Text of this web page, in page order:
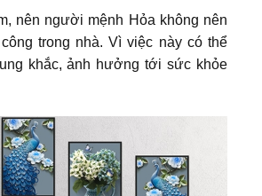
nên người mệnh Hỏa không nên
trong nhà. Vì việc này có thể
khắc, ảnh hưởng tới sức khỏe